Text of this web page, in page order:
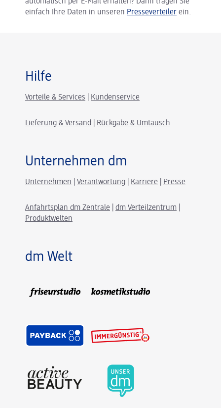
einfach Ihre Daten in unseren Presseverteiler ein.
Hilfe
Vorteile & Services Kundenservice
Lieferung & Versand Rückgabe & Umtausch
Unternehmen dm
Unternehmen Verantwortung Karriere Presse
Anfahrtsplan dm Zentrale dm Verteilzentrum
Produktwelten
dm Welt